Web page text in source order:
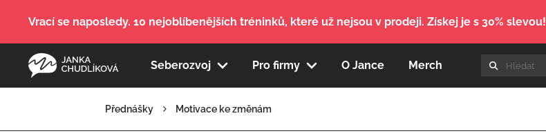
Vrací se naposledy. 10 nejoblíbenějších tréninků, které už nejsou v prodeji. Získej je s 30% slevou!
Seberozvoj Pro firmy O Jance Merch
Přednášky Motivace ke změnám